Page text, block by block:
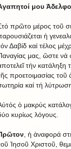
μου
πρῶτο μέρος τοῦ
ἡ
Δαβίδ καί τέλος
μας, ὥστε νά
τήν
προετοιμασίας
καί τή
ὁ μακρύς
κυρίως λόγους.
, ἡ ἀναφορά
Ἰησοῦ Χριστοῦ,